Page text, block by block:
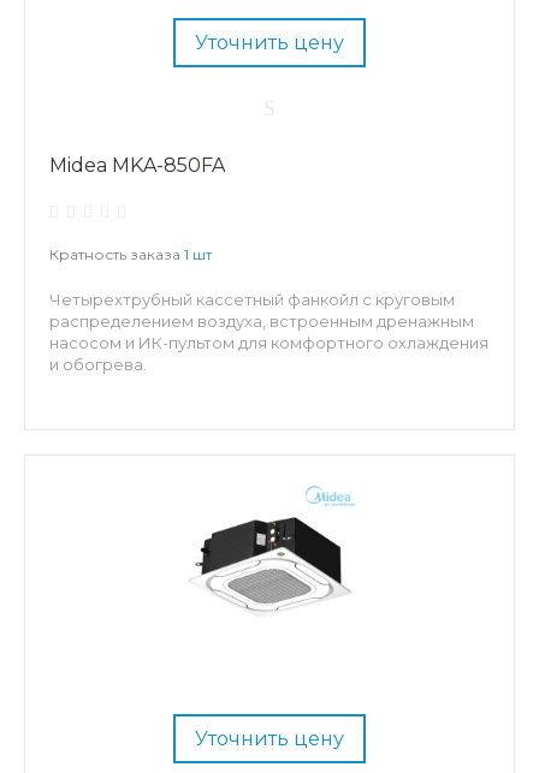
Уточнить цену
Midea MKA-850FA
Кратность заказа 1 шт
Четырехтрубный кассетный фанкойл с круговым
распределением воздуха, встроенным дренажным
насосом и ИК-пультом для комфортного охлаждения
и обогрева.
Уточнить цену